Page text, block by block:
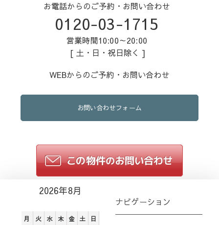
お電話からのご予約・お問い合わせ
0120-03-1715
営業時間10:00～20:00
[ 土・日・祝日除く ]
WEBからのご予約・お問い合わせ
お問い合わせフォーム
2026年8月
月 火 水 木 金 土 日
ナビゲーション